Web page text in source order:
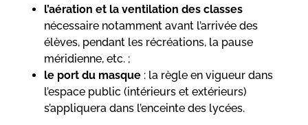
l’aération et la ventilation des classes
nécessaire notamment avant l’arrivée des
élèves, pendant les récréations, la pause
méridienne, etc. ;
le port du masque : la règle en vigueur dans
l’espace public (intérieurs et extérieurs)
s’appliquera dans l’enceinte des lycées.